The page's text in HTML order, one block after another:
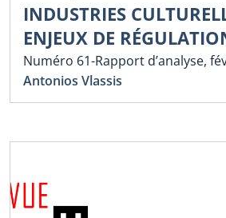
INDUSTRIES
ENJEUX DE
Numéro 61-Rapport d’analyse,
Antonios Vlassis